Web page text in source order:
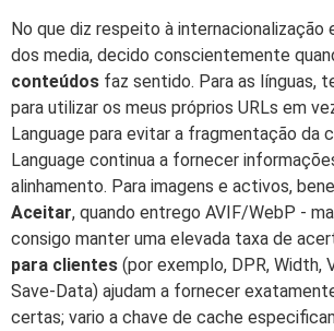
No que diz respeito à internacionalização
dos media, decido conscientemente
conteúdos faz sentido. Para as línguas,
para utilizar os meus próprios URLs em
Language para evitar a fragmentação da
Language continua a fornecer
alinhamento. Para imagens e activos,
Aceitar, quando entrego AVIF/WebP -
consigo manter uma elevada taxa de
para clientes (por exemplo, DPR, Width,
Save-Data) ajudam a fornecer
certas; vario a chave de cache